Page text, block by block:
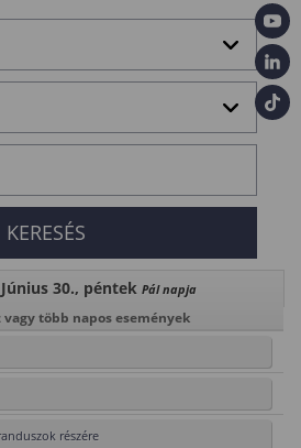
30., péntek Pál napja
vagy több napos események
részére